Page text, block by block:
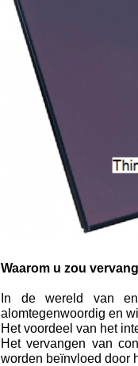
Waarom u zou
In de wereld van
alomtegenwoordig en
Het voordeel van het
Het vervangen van
worden beïnvloed door